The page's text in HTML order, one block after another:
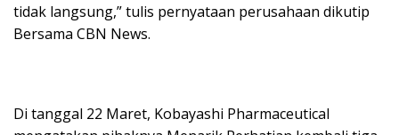
tidak langsung,” tulis pernyataan perusahaan dikutip
Bersama CBN News.
Di tanggal 22 Maret, Kobayashi Pharmaceutical